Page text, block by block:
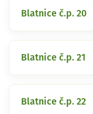
Blatnice č.p. 20
Blatnice č.p. 21
Blatnice č.p. 22